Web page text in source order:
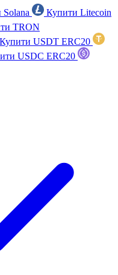
Купити Litecoin
TRON
Купити USDT ERC20
USDC ERC20